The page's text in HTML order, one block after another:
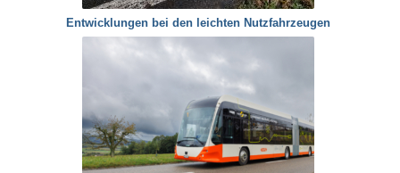
Entwicklungen bei den leichten Nutzfahrzeugen